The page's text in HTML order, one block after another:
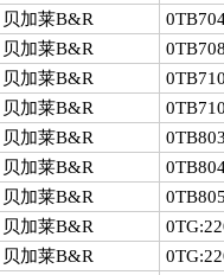
贝加莱B&R
贝加莱B&R
贝加莱B&R
贝加莱B&R
贝加莱B&R
贝加莱B&R
贝加莱B&R
贝加莱B&R
贝加莱B&R